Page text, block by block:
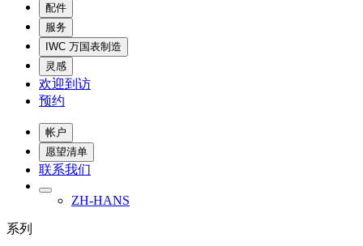
配件
服务
IWC 万国表制造
灵感
欢迎到访
预约
帐户
愿望清单
联系我们
ZH-HANS
系列